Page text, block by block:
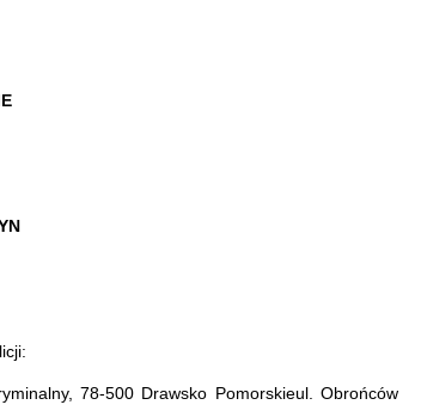
78-500 Drawsko Pomorskieul. Obrońców